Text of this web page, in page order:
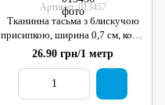
Артикул: 013457
Тканинна тасьма з блискучою
присипкою, ширина 0,7 см, колір
мікс, арт 013457, відрізок 1 метр
26.90 грн/1 метр